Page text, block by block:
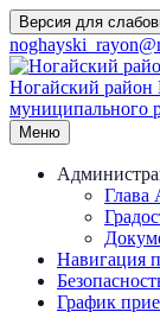
Перейти
к
содержимому
Версия для
Ногайский
муниципального
Меню
Глава
Навигация
График